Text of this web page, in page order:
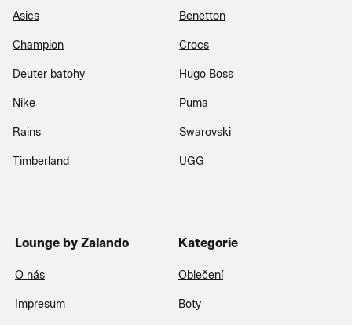
Asics Benetton
Champion Crocs
Deuter batohy Hugo Boss
Nike Puma
Rains Swarovski
Timberland UGG
Lounge by Zalando
O nás
Impresum
Kategorie
Oblečení
Boty